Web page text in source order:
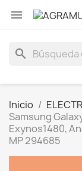

search
Inicio
Samsung
Exynos1480,
MP 294685